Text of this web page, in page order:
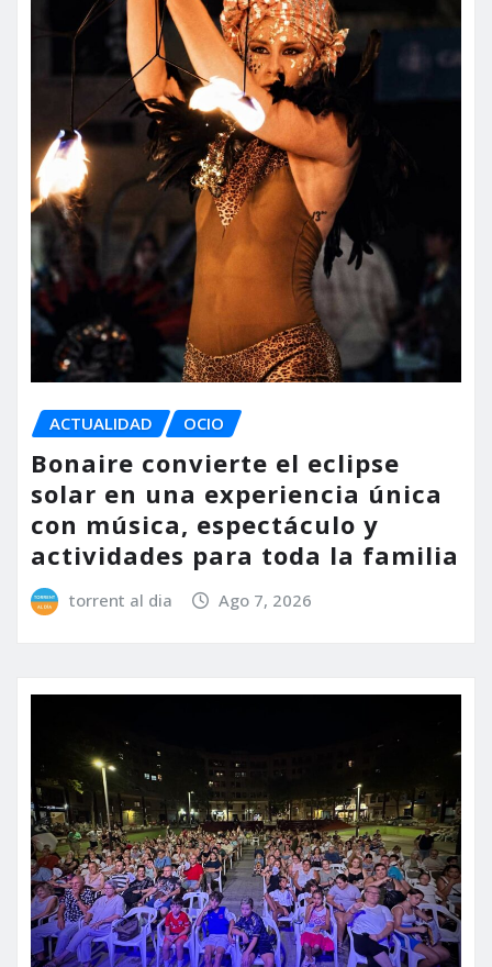
ACTUALIDAD OCIO
Bonaire convierte el eclipse
solar en una experiencia única
con música, espectáculo y
actividades para toda la familia
torrent al dia Ago 7, 2026